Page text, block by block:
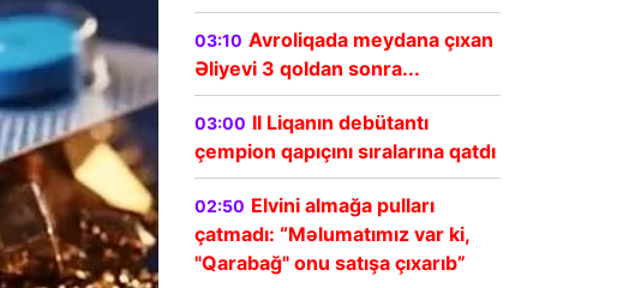
03:10 Avroliqada meydana çıxan
Əliyevi 3 qoldan sonra...
03:00 II Liqanın debütantı
çempion qapıçını sıralarına qatdı
02:50 Elvini almağa pulları
çatmadı: “Məlumatımız var ki,
"Qarabağ" onu satışa çıxarıb”